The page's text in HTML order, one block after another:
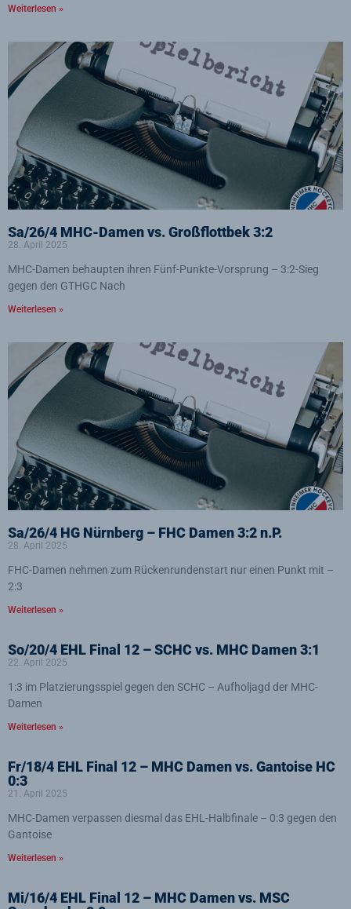
Weiterlesen »
Sa/26/4 MHC-Damen vs. Großflottbek 3:2
28. April 2025
MHC-Damen behaupten ihren Fünf-Punkte-Vorsprung – 3:2-Sieg
gegen den GTHGC Nach
Weiterlesen »
Sa/26/4 HG Nürnberg – FHC Damen 3:2 n.P.
28. April 2025
FHC-Damen nehmen zum Rückenrundenstart nur einen Punkt mit –
2:3
Weiterlesen »
So/20/4 EHL Final 12 – SCHC vs. MHC Damen 3:1
22. April 2025
1:3 im Platzierungsspiel gegen den SCHC – Aufholjagd der MHC-
Damen
Weiterlesen »
Fr/18/4 EHL Final 12 – MHC Damen vs. Gantoise HC
0:3
21. April 2025
MHC-Damen verpassen diesmal das EHL-Halbfinale – 0:3 gegen den
Gantoise
Weiterlesen »
Mi/16/4 EHL Final 12 – MHC Damen vs. MSC